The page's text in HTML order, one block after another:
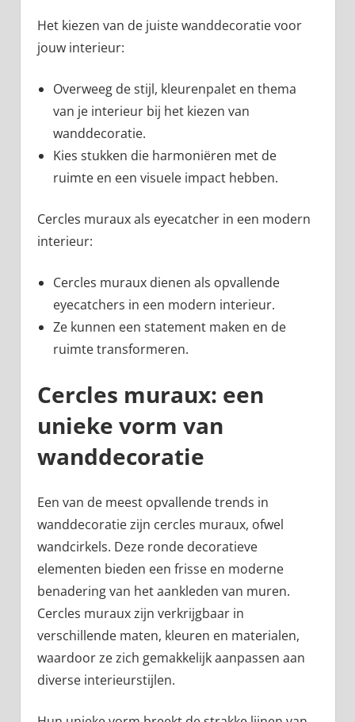
Het kiezen van de juiste wanddecoratie voor
jouw interieur:
Overweeg de stijl, kleurenpalet en thema
van je interieur bij het kiezen van
wanddecoratie.
Kies stukken die harmoniëren met de
ruimte en een visuele impact hebben.
Cercles muraux als eyecatcher in een modern
interieur:
Cercles muraux dienen als opvallende
eyecatchers in een modern interieur.
Ze kunnen een statement maken en de
ruimte transformeren.
Cercles muraux: een
unieke vorm van
wanddecoratie
Een van de meest opvallende trends in
wanddecoratie zijn cercles muraux, ofwel
wandcirkels. Deze ronde decoratieve
elementen bieden een frisse en moderne
benadering van het aankleden van muren.
Cercles muraux zijn verkrijgbaar in
verschillende maten, kleuren en materialen,
waardoor ze zich gemakkelijk aanpassen aan
diverse interieurstijlen.